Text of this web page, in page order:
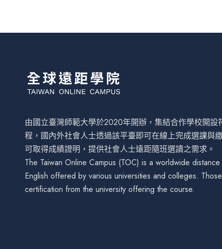
由國立臺灣師範大學於2020年開辦，集結合作學校開
程，國內外社會人士透過該平臺即可在線上完成選課與
可取得成績證明，提供社會人士遠距隨班選讀之需求。
The Taiwan Online Campus (TOC) is a worldwide
English offered by various universities and colleges.
certification from the university offering the course.